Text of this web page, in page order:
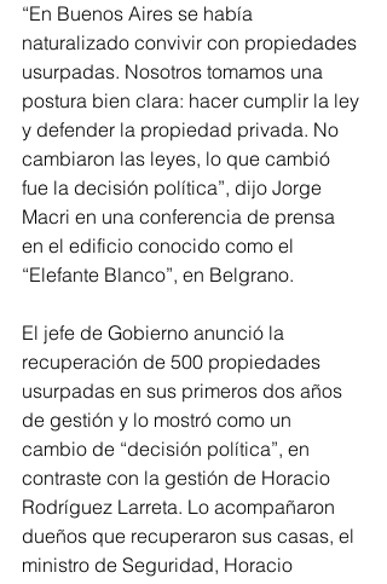
“En Buenos Aires se había
naturalizado convivir con propiedades
usurpadas. Nosotros tomamos una
postura bien clara: hacer cumplir la ley
y defender la propiedad privada. No
cambiaron las leyes, lo que cambió
fue la decisión política”, dijo Jorge
Macri en una conferencia de prensa
en el edificio conocido como el
“Elefante Blanco”, en Belgrano.
El jefe de Gobierno anunció la
recuperación de 500 propiedades
usurpadas en sus primeros dos años
de gestión y lo mostró como un
cambio de “decisión política”, en
contraste con la gestión de Horacio
Rodríguez Larreta. Lo acompañaron
dueños que recuperaron sus casas, el
ministro de Seguridad, Horacio